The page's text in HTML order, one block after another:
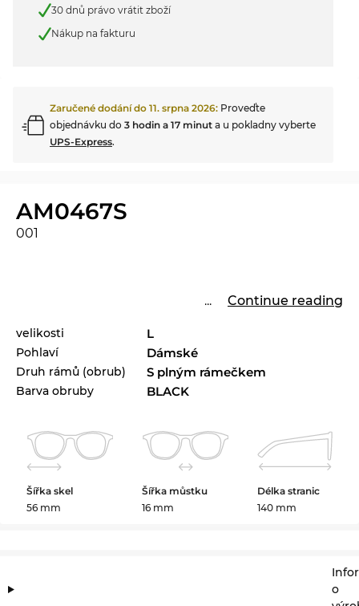
30 dnů právo vrátit zboží
Nákup na fakturu
Zaručené dodání do 11. srpna 2026: Proveďte
objednávku do 3 hodin a 17 minut a u pokladny vyberte
UPS-Express.
AM0467S
001
... Continue reading
velikosti L
Pohlaví Dámské
Druh rámů (obrub) S plným rámečkem
Barva obruby BLACK
Šířka skel
56 mm
Šířka můstku
16 mm
Délka stranic
140 mm
o